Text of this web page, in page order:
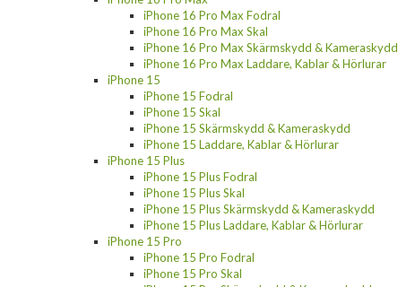
iPhone 16 Pro Max Fodral
iPhone 16 Pro Max Skal
iPhone 16 Pro Max Skärmskydd & Kameraskydd
iPhone 16 Pro Max Laddare, Kablar & Hörlurar
iPhone 15
iPhone 15 Fodral
iPhone 15 Skal
iPhone 15 Skärmskydd & Kameraskydd
iPhone 15 Laddare, Kablar & Hörlurar
iPhone 15 Plus
iPhone 15 Plus Fodral
iPhone 15 Plus Skal
iPhone 15 Plus Skärmskydd & Kameraskydd
iPhone 15 Plus Laddare, Kablar & Hörlurar
iPhone 15 Pro
iPhone 15 Pro Fodral
iPhone 15 Pro Skal